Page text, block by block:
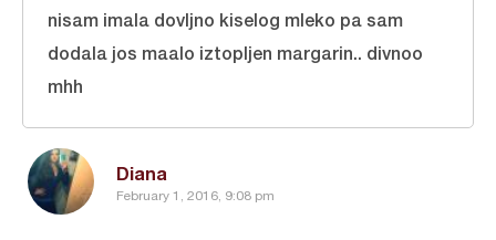
Diana
February 1, 2016, 9:08 pm
nisam imala dovljno kiselog mleko pa sam
dodala jos maalo iztopljen margarin.. divnoo
mhh